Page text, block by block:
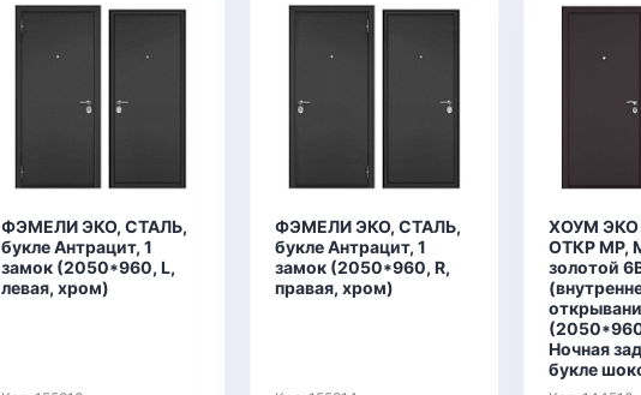
ФЭМЕЛИ ЭКО, СТАЛЬ,
букле Антрацит, 1
замок (2050*960, L,
левая, хром)
ФЭМЕЛИ ЭКО, СТАЛЬ,
букле Антрацит, 1
замок (2050*960, R,
правая, хром)
ХОУМ ЭКО
ОТКР MP,
золотой
Ночная
букле